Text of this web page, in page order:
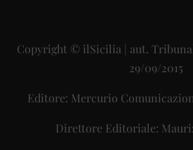
Copyright © ilSicilia | aut.
29/09/2015
Editore: Mercurio
Direttore Editoriale: